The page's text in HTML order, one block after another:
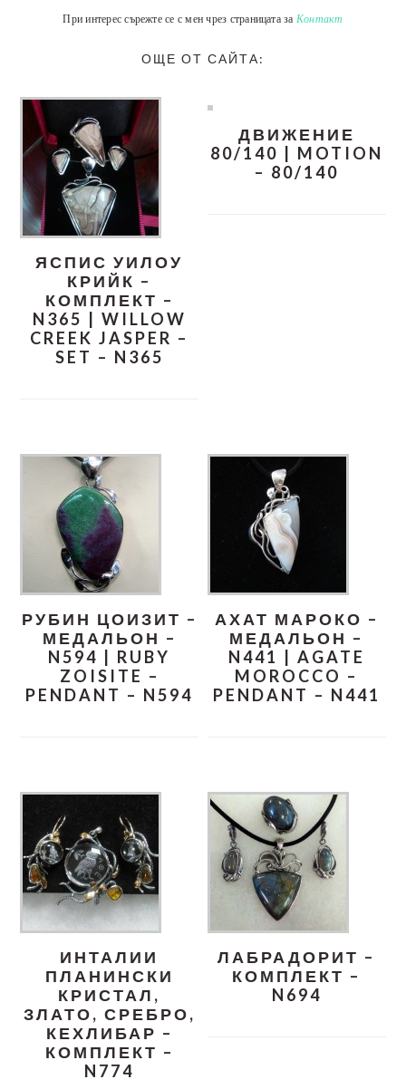
При интерес сърежте се с мен чрез страницата за Контакт
ОЩЕ ОТ САЙТА:
ЯСПИС УИЛОУ
КРИЙК –
КОМПЛЕКТ –
N365 | WILLOW
CREEK JASPER –
SET – N365
ДВИЖЕНИЕ
80/140 | MOTION
– 80/140
РУБИН ЦОИЗИТ –
МЕДАЛЬОН –
N594 | RUBY
ZOISITE –
PENDANT – N594
АХАТ МАРОКО –
МЕДАЛЬОН –
N441 | AGATE
MOROCCO –
PENDANT – N441
ИНТАЛИИ
ПЛАНИНСКИ
КРИСТАЛ,
ЗЛАТО, СРЕБРО,
КЕХЛИБАР –
КОМПЛЕКТ –
N774
ЛАБРАДОРИТ –
КОМПЛЕКТ –
N694